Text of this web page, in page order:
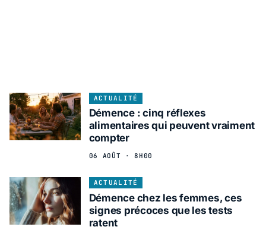
ACTUALITÉ
Démence : cinq réflexes
alimentaires qui peuvent vraiment
compter
06 AOÛT · 8H00
ACTUALITÉ
Démence chez les femmes, ces
signes précoces que les tests
ratent